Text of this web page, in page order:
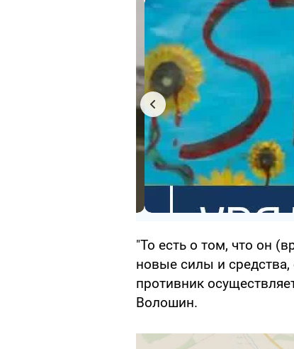
"То есть о том, что он
новые силы и
противник
Волошин.